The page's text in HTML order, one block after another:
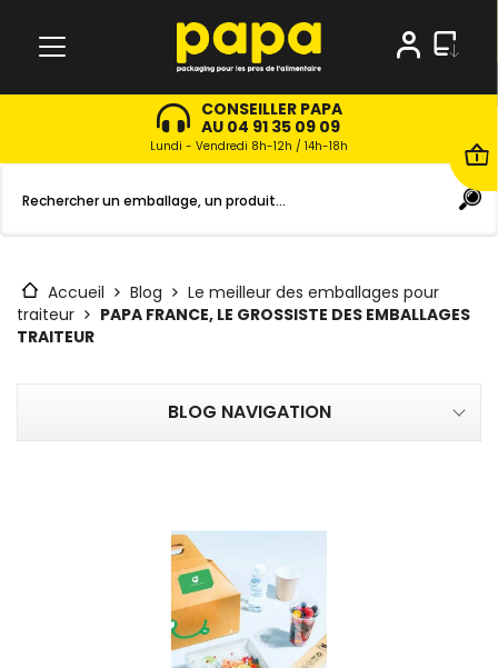
CONSEILLER PAPA
AU 04 91 35 09 09
Lundi - Vendredi 8h-12h / 14h-18h
Accueil Blog
Le meilleur des emballages pour
traiteur
PAPA FRANCE, LE GROSSISTE DES EMBALLAGES
TRAITEUR
BLOG NAVIGATION